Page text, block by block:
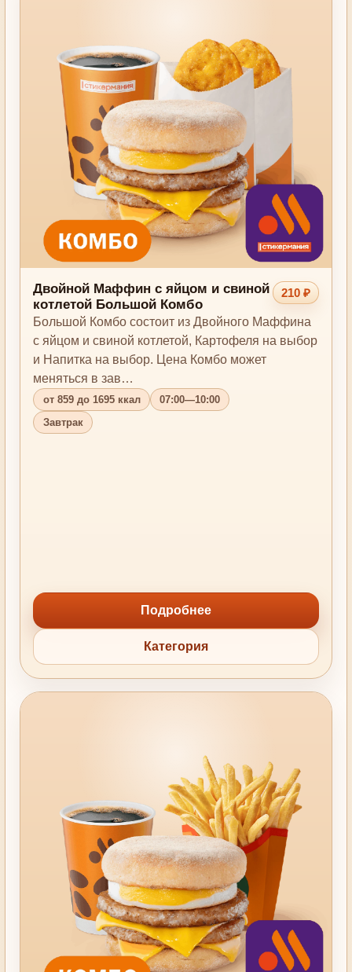
Двойной Маффин с яйцом и свиной
котлетой Большой Комбо
210 ₽
Большой Комбо состоит из Двойного Маффина
с яйцом и свиной котлетой, Картофеля на выбор
и Напитка на выбор. Цена Комбо может
меняться в зав…
от 859 до 1695 ккал
07:00—10:00
Завтрак
Подробнее
Категория